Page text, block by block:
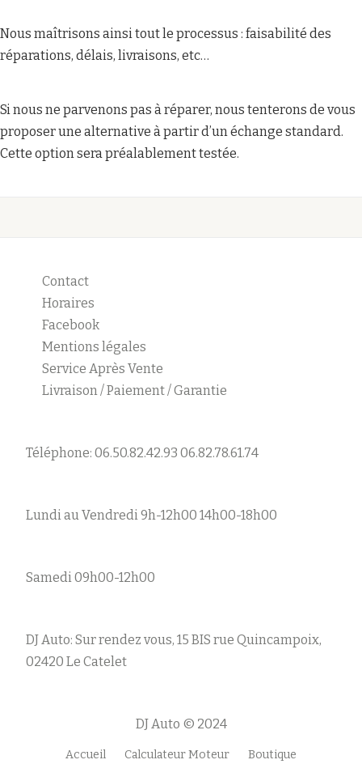
Nous maîtrisons ainsi tout le processus : faisabilité des
réparations, délais, livraisons, etc…
Si nous ne parvenons pas à réparer, nous tenterons de vous
proposer une alternative à partir d’un échange standard.
Cette option sera préalablement testée.
Contact
Horaires
Facebook
Mentions légales
Service Après Vente
Livraison / Paiement / Garantie
Téléphone: 06.50.82.42.93 06.82.78.61.74
Lundi au Vendredi 9h-12h00 14h00-18h00
Samedi 09h00-12h00
DJ Auto: Sur rendez vous, 15 BIS rue Quincampoix,
02420 Le Catelet
DJ Auto © 2024
Accueil Calculateur Moteur Boutique